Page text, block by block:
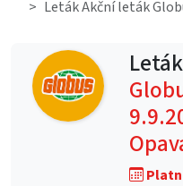
Leták Akční leták
Leták